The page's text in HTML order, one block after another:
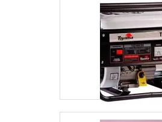
carregar o celular ou
componentes tenham carga
durante um curto período
ressaltar também que, além da
aluguel de gerador pequeno
vantagens para quem faz a
como a economia, uma vez
liquida a necessidade de